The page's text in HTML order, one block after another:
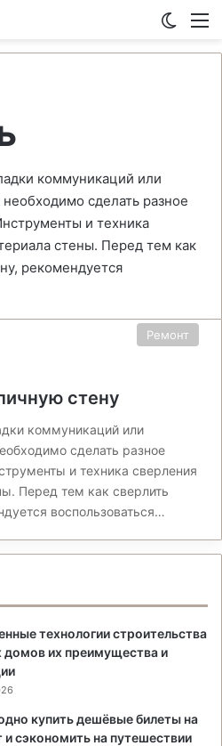
коммуникаций или
сделать разное
и техника
стены. Перед тем как
рекомендуется
Ремонт
стену
коммуникаций или
сделать разное
и техника сверления
Перед тем как сверлить
воспользоваться…
технологии строительства
домов их преимущества и
купить дешёвые билеты на
и сэкономить на путешествии